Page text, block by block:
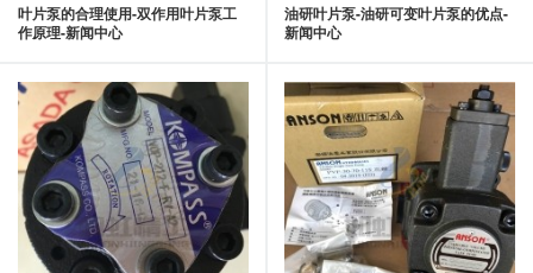
叶片泵的合理使用-双作用叶片泵工
作原理-新闻中心
油研叶片泵-油研可变叶片泵的优点-
新闻中心